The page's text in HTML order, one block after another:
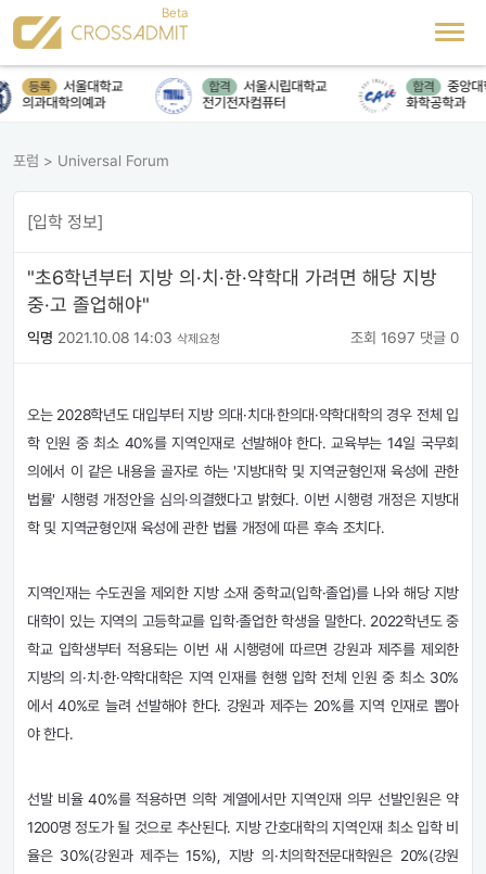
등록
서울대학교
의과대학의예과
합격
서울시립대학교
전기전자컴퓨터
합격
중앙대
화학공학과
포럼 > Universal Forum
[입학 정보]
"초6학년부터 지방 의·치·한·약학대 가려면 해당 지방
중·고 졸업해야"
익명 2021.10.08 14:03 삭제요청 조회 1697 댓글 0
오는 2028학년도 대입부터 지방 의대·치대·한의대·약학대학의 경우 전체 입
학 인원 중 최소 40%를 지역인재로 선발해야 한다. 교육부는 14일 국무회
의에서 이 같은 내용을 골자로 하는 '지방대학 및 지역균형인재 육성에 관한
법률' 시행령 개정안을 심의·의결했다고 밝혔다. 이번 시행령 개정은 지방대
학 및 지역균형인재 육성에 관한 법률 개정에 따른 후속 조치다.
지역인재는 수도권을 제외한 지방 소재 중학교(입학·졸업)를 나와 해당 지방
대학이 있는 지역의 고등학교를 입학·졸업한 학생을 말한다. 2022학년도 중
학교 입학생부터 적용되는 이번 새 시행령에 따르면 강원과 제주를 제외한
지방의 의·치·한·약학대학은 지역 인재를 현행 입학 전체 인원 중 최소 30%
에서 40%로 늘려 선발해야 한다. 강원과 제주는 20%를 지역 인재로 뽑아
야 한다.
선발 비율 40%를 적용하면 의학 계열에서만 지역인재 의무 선발인원은 약
1200명 정도가 될 것으로 추산된다. 지방 간호대학의 지역인재 최소 입학 비
율은 30%(강원과 제주는 15%), 지방 의·치의학전문대학원은 20%(강원